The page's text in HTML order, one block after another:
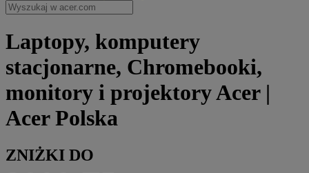
Laptopy, komputery
stacjonarne, Chromebooki,
monitory i projektory Acer |
Acer Polska
ZNIŻKI DO